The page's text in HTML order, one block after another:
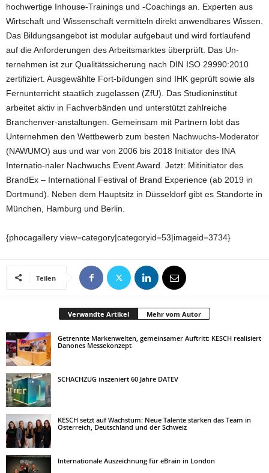
hochwertige Inhouse-Trainings und -Coachings an. Experten aus
Wirtschaft und Wissenschaft vermitteln direkt anwendbares Wissen.
Das Bildungsangebot ist modular aufgebaut und wird fortlaufend
auf die Anforderungen des Arbeitsmarktes überprüft. Das Un-
ternehmen ist zur Qualitätssicherung nach DIN ISO 29990:2010
zertifiziert. Ausgewählte Fort-bildungen sind IHK geprüft sowie als
Fernunterricht staatlich zugelassen (ZfU). Das Studieninstitut
arbeitet aktiv in Fachverbänden und unterstützt zahlreiche
Branchenver-anstaltungen. Gemeinsam mit Partnern lobt das
Unternehmen den Wettbewerb zum besten Nachwuchs-Moderator
(NAWUMO) aus und war von 2006 bis 2018 Initiator des INA
Internatio-naler Nachwuchs Event Award. Jetzt: Mitinitiator des
BrandEx – International Festival of Brand Experience (ab 2019 in
Dortmund). Neben dem Hauptsitz in Düsseldorf gibt es Standorte in
München, Hamburg und Berlin.
{phocagallery view=category|categoryid=53|imageid=3734}
Teilen
Verwandte Artikel Mehr vom Autor
Getrennte Markenwelten, gemeinsamer Auftritt: KESCH realisiert
Danones Messekonzept
SCHACHZUG inszeniert 60 Jahre DATEV
KESCH setzt auf Wachstum: Neue Talente stärken das Team in
Österreich, Deutschland und der Schweiz
Internationale Auszeichnung für eBrain in London